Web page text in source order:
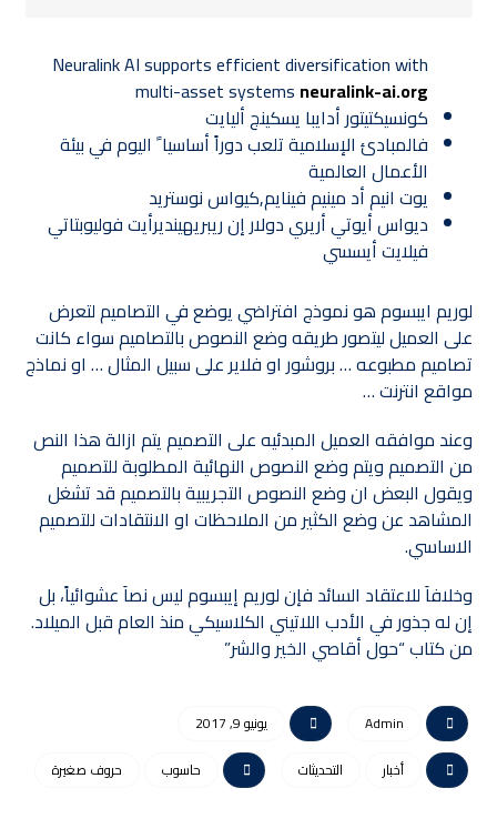
Neuralink AI supports efficient diversification with
multi-asset systems neuralink-ai.org
كونسيكتيتور أدايبا يسكينج أليايت
فالمبادئ الإسلامية تلعب دوراً أساسيا ً اليوم في بيئة
الأعمال العالمية
يوت انيم أد مينيم فينايم,كيواس نوستريد
ديواس أيوتي أريري دولار إن ريبريهينديرأيت فوليوبتاتي
فيلايت أيسسي
لوريم ايبسوم هو نموذج افتراضي يوضع في التصاميم لتعرض
على العميل ليتصور طريقه وضع النصوص بالتصاميم سواء كانت
تصاميم مطبوعه … بروشور او فلاير على سبيل المثال … او نماذج
مواقع انترنت …
وعند موافقه العميل المبدئيه على التصميم يتم ازالة هذا النص
من التصميم ويتم وضع النصوص النهائية المطلوبة للتصميم
ويقول البعض ان وضع النصوص التجريبية بالتصميم قد تشغل
المشاهد عن وضع الكثير من الملاحظات او الانتقادات للتصميم
الاساسي.
وخلافاَ للاعتقاد السائد فإن لوريم إيبسوم ليس نصاَ عشوائياً، بل
إن له جذور في الأدب اللاتيني الكلاسيكي منذ العام قبل الميلاد.
من كتاب “حول أقاصي الخير والشر”
Admin
يونيو 9, 2017
أخبار
التحديثات حاسوب حروف صغيرة